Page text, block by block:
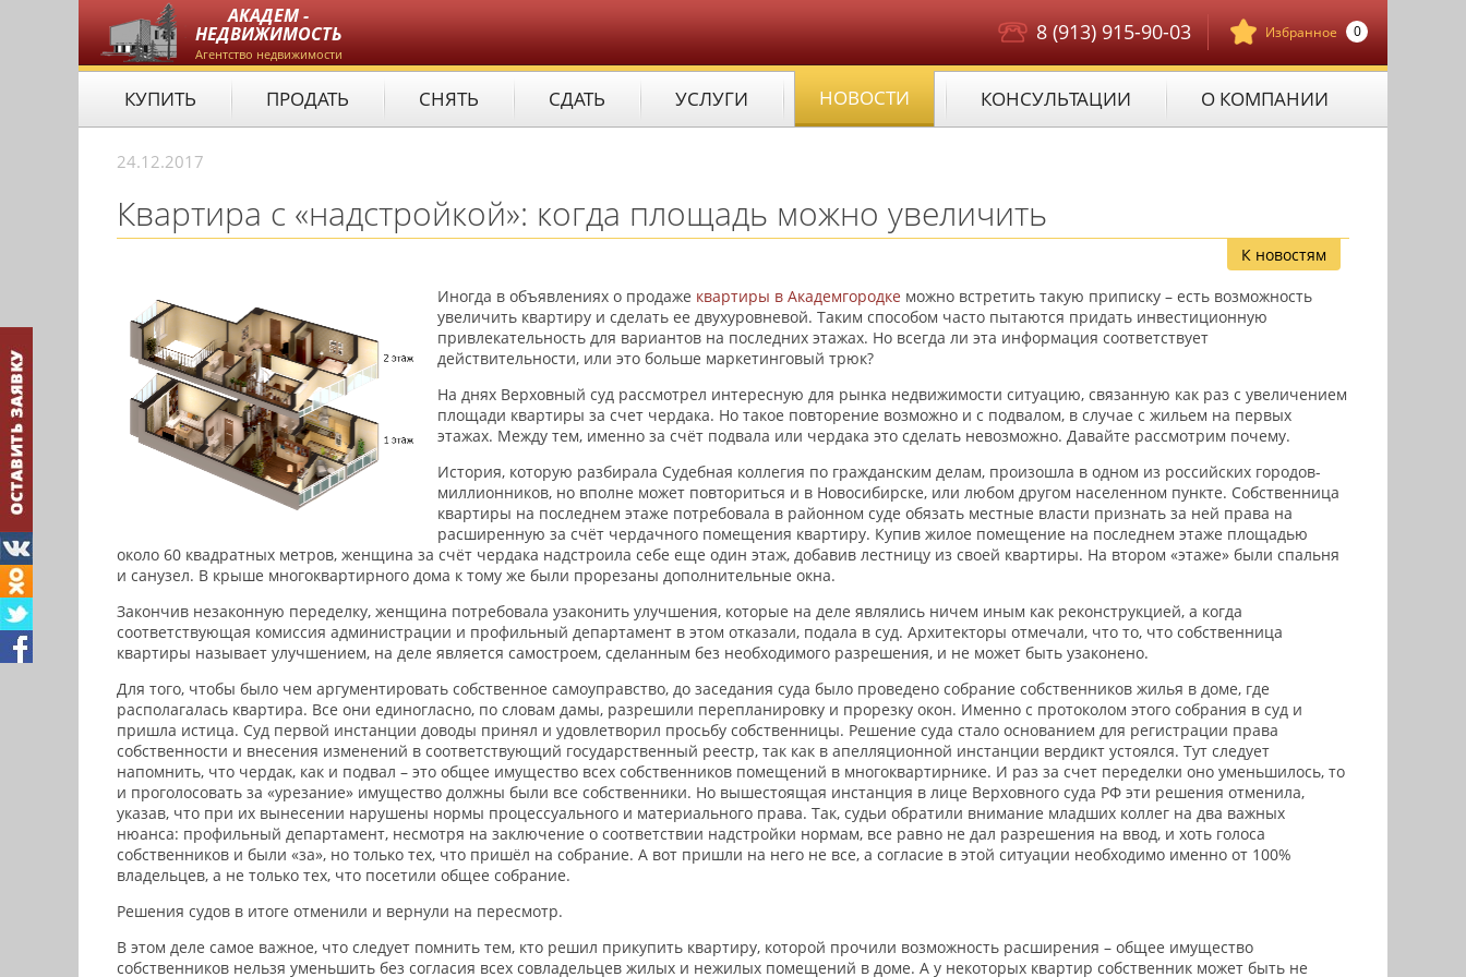
АКАДЕМ -
НЕДВИЖИМОСТЬ
Агентство недвижимости
Избранное 0
8 (913) 915-90-03
КУПИТЬ ПРОДАТЬ СНЯТЬ СДАТЬ УСЛУГИ НОВОСТИ КОНСУЛЬТАЦИИ О КОМПАНИИ
24.12.2017
Квартира с «надстройкой»: когда площадь можно увеличить
К новостям
Иногда в объявлениях о продаже квартиры в Академгородке можно встретить такую приписку – есть возможность
увеличить квартиру и сделать ее двухуровневой. Таким способом часто пытаются придать инвестиционную
привлекательность для вариантов на последних этажах. Но всегда ли эта информация соответствует
действительности, или это больше маркетинговый трюк?
На днях Верховный суд рассмотрел интересную для рынка недвижимости ситуацию, связанную как раз с увеличением
площади квартиры за счет чердака. Но такое повторение возможно и с подвалом, в случае с жильем на первых
этажах. Между тем, именно за счёт подвала или чердака это сделать невозможно. Давайте рассмотрим почему.
История, которую разбирала Судебная коллегия по гражданским делам, произошла в одном из российских городов-
миллионников, но вполне может повториться и в Новосибирске, или любом другом населенном пункте. Собственница
квартиры на последнем этаже потребовала в районном суде обязать местные власти признать за ней права на
расширенную за счёт чердачного помещения квартиру. Купив жилое помещение на последнем этаже площадью
около 60 квадратных метров, женщина за счёт чердака надстроила себе еще один этаж, добавив лестницу из своей квартиры. На втором «этаже» были спальня
и санузел. В крыше многоквартирного дома к тому же были прорезаны дополнительные окна.
Закончив незаконную переделку, женщина потребовала узаконить улучшения, которые на деле являлись ничем иным как реконструкцией, а когда
соответствующая комиссия администрации и профильный департамент в этом отказали, подала в суд. Архитекторы отмечали, что то, что собственница
квартиры называет улучшением, на деле является самостроем, сделанным без необходимого разрешения, и не может быть узаконено.
Для того, чтобы было чем аргументировать собственное самоуправство, до заседания суда было проведено собрание собственников жилья в доме, где
располагалась квартира. Все они единогласно, по словам дамы, разрешили перепланировку и прорезку окон. Именно с протоколом этого собрания в суд и
пришла истица. Суд первой инстанции доводы принял и удовлетворил просьбу собственницы. Решение суда стало основанием для регистрации права
собственности и внесения изменений в соответствующий государственный реестр, так как в апелляционной инстанции вердикт устоялся. Тут следует
напомнить, что чердак, как и подвал – это общее имущество всех собственников помещений в многоквартирнике. И раз за счет переделки оно уменьшилось, то
и проголосовать за «урезание» имущество должны были все собственники. Но вышестоящая инстанция в лице Верховного суда РФ эти решения отменила,
указав, что при их вынесении нарушены нормы процессуального и материального права. Так, судьи обратили внимание младших коллег на два важных
нюанса: профильный департамент, несмотря на заключение о соответствии надстройки нормам, все равно не дал разрешения на ввод, и хоть голоса
собственников и были «за», но только тех, что пришёл на собрание. А вот пришли на него не все, а согласие в этой ситуации необходимо именно от 100%
владельцев, а не только тех, что посетили общее собрание.
Решения судов в итоге отменили и вернули на пересмотр.
В этом деле самое важное, что следует помнить тем, кто решил прикупить квартиру, которой прочили возможность расширения – общее имущество
собственников нельзя уменьшить без согласия всех совладельцев жилых и нежилых помещений в доме. А у некоторых квартир собственник может быть не